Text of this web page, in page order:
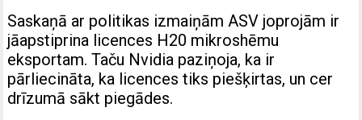
Saskaņā ar politikas izmaiņām ASV joprojām ir
jāapstiprina licences H20 mikroshēmu
eksportam. Taču Nvidia paziņoja, ka ir
pārliecināta, ka licences tiks piešķirtas, un cer
drīzumā sākt piegādes.